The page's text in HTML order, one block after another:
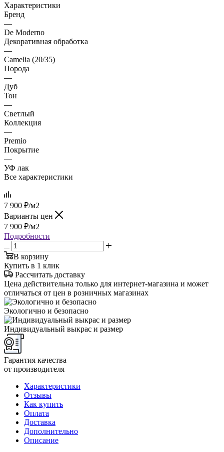
Характеристики
Бренд
—
De Moderno
Декоративная обработка
—
Camelia (20/35)
Порода
—
Дуб
Тон
—
Светлый
Коллекция
—
Premio
Покрытие
—
УФ лак
Все характеристики
7 900 ₽/м2
Варианты цен
7 900 ₽/м2
Подробности
В корзину
Купить в 1 клик
Рассчитать доставку
Цена действительна только для интернет-магазина и может
отличаться от цен в розничных магазинах
Экологично и безопасно
Индивидуальный выкрас и размер
Гарантия качества
от производителя
Характеристики
Отзывы
Как купить
Оплата
Доставка
Дополнительно
Описание